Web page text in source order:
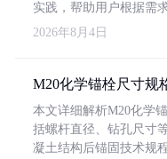
实践，帮助用户根据需
2026年8月4日
M20化学锚栓尺寸规
本文详细解析M20化学
括螺杆直径、钻孔尺寸
凝土结构后锚固技术规